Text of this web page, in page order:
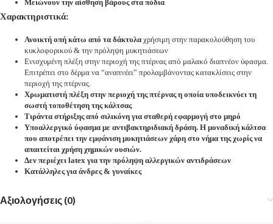
Μειώνουν την αίσθηση βάρους στα πόδια
Χαρακτηριστικά:
Ανοικτή οπή κάτω από τα δάκτυλα χρήσιμη στην παρακολούθηση του
κυκλοφορικού & την πρόληψη μυκητιάσεων
Ενισχυμένη πλέξη στην περιοχή της πτέρνας από μαλακό διαπνέον ύφασμα.
Επιτρέπει στο δέρμα να “αναπνέει” προλαμβάνοντας κατακλίσεις στην
περιοχή της πτέρνας.
Χρωματιστή πλέξη στην περιοχή της πτέρνας η οποία υποδεικνύει τη
σωστή τοποθέτηση της κάλτσας
Τιράντα στήριξης από σιλικόνη για σταθερή εφαρμογή στο μηρό
Υποαλλεργικό ύφασμα με αντιβακτηριδιακή δράση. Η μοναδική κάλτσα
που αποτρέπει την εμφάνιση μυκητιάσεων χάρη στο νήμα της χωρίς να
απαιτείται χρήση χημικών ουσιών.
Δεν περιέχει latex για την πρόληψη αλλεργικών αντιδράσεων
Κατάλληλες για άνδρες & γυναίκες
Αξιολογήσεις (0)